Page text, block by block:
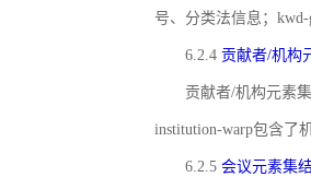
号、分类法信息；
6.2.4 贡献者/机构
贡献者/机构元素
institution-warp包含了
6.2.5 会议元素集